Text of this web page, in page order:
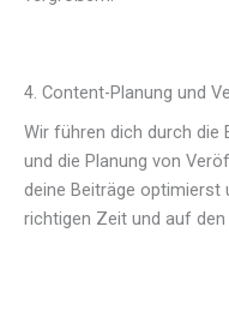
4. Content-Planung und
Wir führen dich durch die
und die Planung von
deine Beiträge
richtigen Zeit und auf